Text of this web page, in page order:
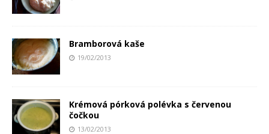
Bramborová kaše
19/02/2013
Krémová pórková polévka s červenou
čočkou
13/02/2013